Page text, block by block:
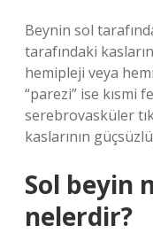
Beynin sol
tarafındaki
hemipleji veya
“parezi” ise kısmi
serebrovasküler
kaslarının
Sol beyin
nelerdir?